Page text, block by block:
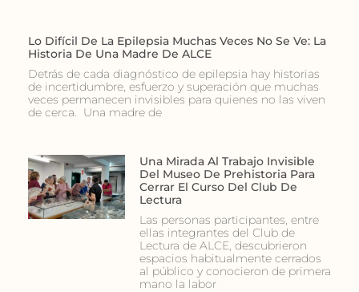
Lo Difícil De La Epilepsia Muchas Veces No Se Ve: La
Historia De Una Madre De ALCE
Detrás de cada diagnóstico de epilepsia hay historias
de incertidumbre, esfuerzo y superación que muchas
veces permanecen invisibles para quienes no las viven
de cerca. Una madre de
Una Mirada Al Trabajo Invisible
Del Museo De Prehistoria Para
Cerrar El Curso Del Club De
Lectura
Las personas participantes, entre
ellas integrantes del Club de
Lectura de ALCE, descubrieron
espacios habitualmente cerrados
al público y conocieron de primera
mano la labor